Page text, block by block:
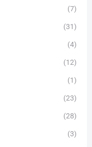
(7)
(31)
(4)
(12)
(1)
(23)
(28)
(3)